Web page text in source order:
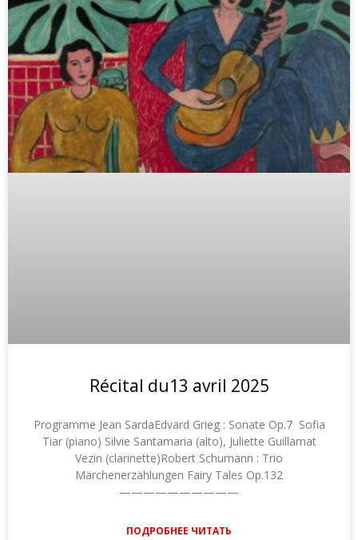
Récital du13 avril 2025
Programme Jean SardaEdvard Grieg : Sonate Op.7 Sofia
Tiar (piano) Silvie Santamaria (alto), Juliette Guillamat
Vezin (clarinette)Robert Schumann : Trio
Märchenerzählungen Fairy Tales Op.132
——————————
ПОДРОБНЕЕ ЧИТАТЬ